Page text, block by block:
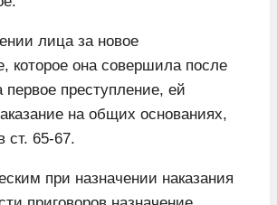
лица за новое
которое она совершила после
первое преступление, ей
на общих основаниях,
ст. 65-67.
при назначении наказания